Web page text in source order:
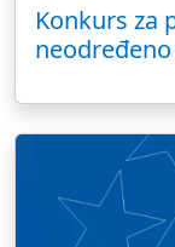
Konkurs za